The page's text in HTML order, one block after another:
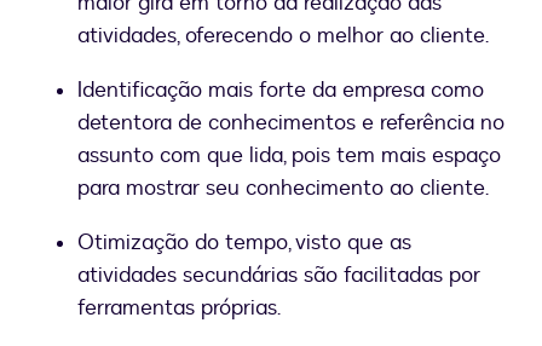
atividades, oferecendo o melhor ao cliente.
Identificação mais forte da empresa como
detentora de conhecimentos e referência no
assunto com que lida, pois tem mais espaço
para mostrar seu conhecimento ao cliente.
Otimização do tempo, visto que as
atividades secundárias são facilitadas por
ferramentas próprias.